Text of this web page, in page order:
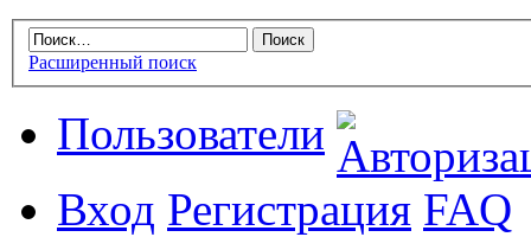
Расширенный поиск
Пользователи
Вход Регистрация FAQ